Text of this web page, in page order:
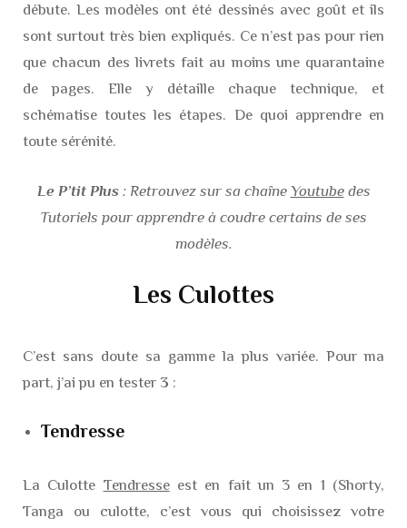
débute. Les modèles ont été dessinés avec goût et ils
sont surtout très bien expliqués. Ce n’est pas pour rien
que chacun des livrets fait au moins une quarantaine
de pages. Elle y détaille chaque technique, et
schématise toutes les étapes. De quoi apprendre en
toute sérénité.
Le P’tit Plus: Retrouvez sur sa chaîne Youtubedes
Tutoriels pour apprendre à coudre certains de ses
modèles.
Les Culottes
C’est sans doute sa gamme la plus variée. Pour ma
part, j’ai pu en tester 3 :
Tendresse
La Culotte Tendresseest en fait un 3 en 1 (Shorty,
Tanga ou culotte, c’est vous qui choisissez votre